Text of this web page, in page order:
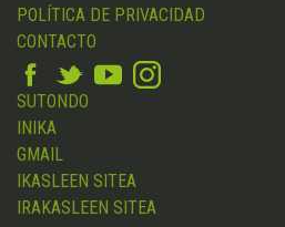
POLÍTICA DE PRIVACIDAD
CONTACTO
SUTONDO
INIKA
GMAIL
IKASLEEN SITEA
IRAKASLEEN SITEA